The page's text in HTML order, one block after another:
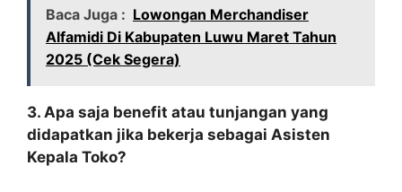
Baca Juga : Lowongan Merchandiser
Alfamidi Di Kabupaten Luwu Maret Tahun
2025 (Cek Segera)
3. Apa saja benefit atau tunjangan yang
didapatkan jika bekerja sebagai Asisten
Kepala Toko?